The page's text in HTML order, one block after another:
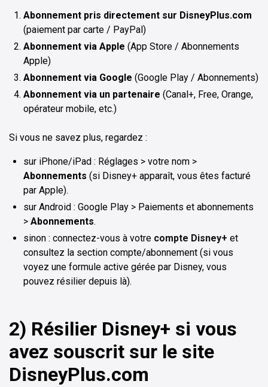
Abonnement pris directement sur DisneyPlus.com
(paiement par carte / PayPal)
Abonnement via Apple (App Store / Abonnements
Apple)
Abonnement via Google (Google Play / Abonnements)
Abonnement via un partenaire (Canal+, Free, Orange,
opérateur mobile, etc.)
Si vous ne savez plus, regardez :
sur iPhone/iPad : Réglages > votre nom >
Abonnements (si Disney+ apparaît, vous êtes facturé
par Apple).
sur Android : Google Play > Paiements et abonnements
> Abonnements.
sinon : connectez-vous à votre compte Disney+ et
consultez la section compte/abonnement (si vous
voyez une formule active gérée par Disney, vous
pouvez résilier depuis là).
2) Résilier Disney+ si vous
avez souscrit sur le site
DisneyPlus.com